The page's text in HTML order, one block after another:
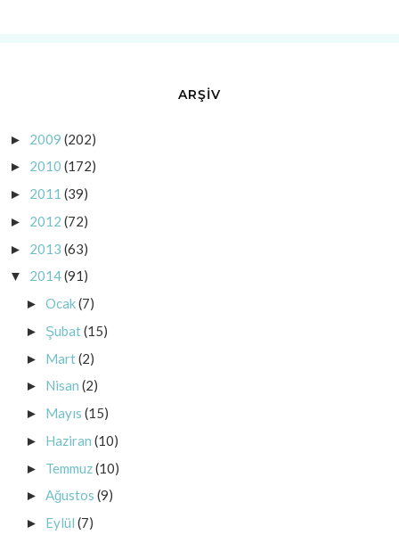
ARŞİV
► 2009 (202)
► 2010 (172)
► 2011 (39)
► 2012 (72)
► 2013 (63)
▼ 2014(91)
► Ocak(7)
► Şubat(15)
► Mart(2)
► Nisan (2)
► Mayıs (15)
► Haziran (10)
► Temmuz(10)
► Ağustos (9)
► Eylül (7)